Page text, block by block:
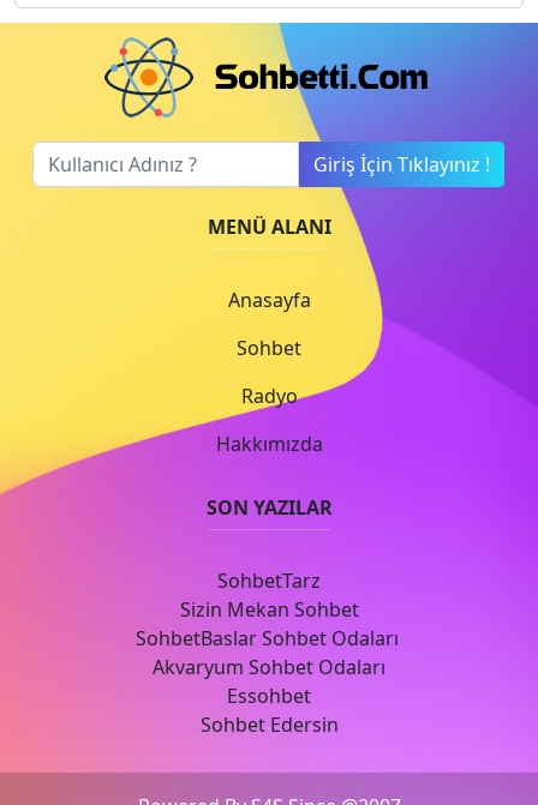
Giriş İçin Tıklayınız !
MENÜ ALANI
Anasayfa
Sohbet
Radyo
Hakkımızda
SON YAZILAR
SohbetTarz
Sizin Mekan Sohbet
SohbetBaslar Sohbet Odaları
Akvaryum Sohbet Odaları
Essohbet
Sohbet Edersin